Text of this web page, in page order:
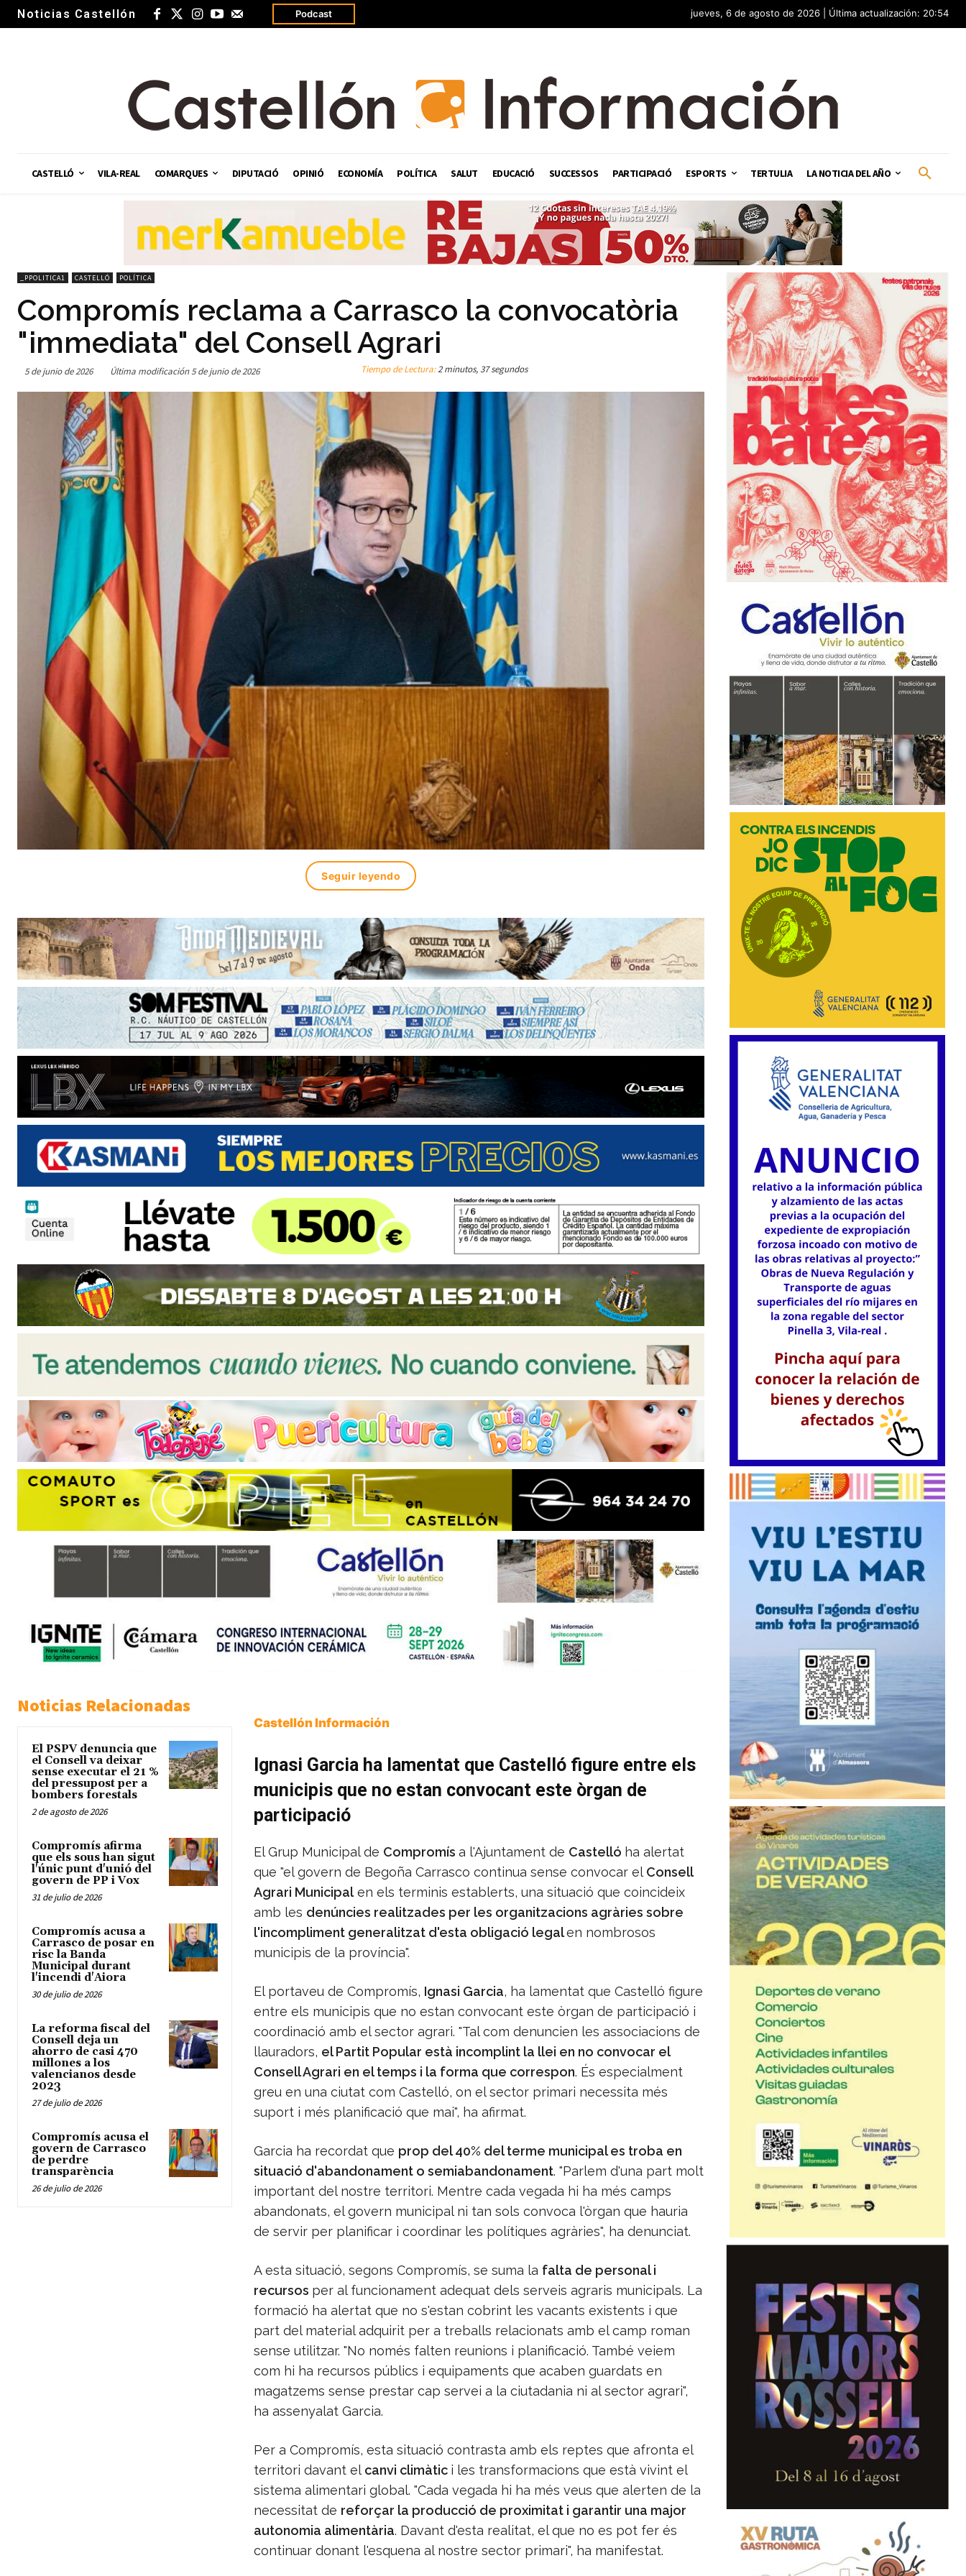
Noticias Castellón Podcast jueves, 6 de agosto de 2026 | Última actualización: 20:54
CASTELLÓ VILA-REAL COMARQUES DIPUTACIÓ OPINIÓ ECONOMÍA POLÍTICA SALUT EDUCACIÓ SUCCESSOS PARTICIPACIÓ ESPORTS TERTULIA LA NOTICIA DEL AÑO
_PPOLITICA1 CASTELLÓ POLÍTICA
Compromís reclama a Carrasco la convocatòria
"immediata" del Consell Agrari
5 de junio de 2026 Última modificación 5 de junio de 2026 Tiempo de Lectura:2 minutos, 37 segundos
Seguir leyendo
Noticias Relacionadas
El PSPV denuncia que
el Consell va deixar
sense executar el 21 %
del pressupost per a
bombers forestals
2 de agosto de 2026
Compromís afirma
que els sous han sigut
l'únic punt d'unió del
govern de PP i Vox
31 de julio de 2026
Compromís acusa a
Carrasco de posar en
risc la Banda
Municipal durant
l'incendi d'Aiora
30 de julio de 2026
La reforma fiscal del
Consell deja un
ahorro de casi 470
millones a los
valencianos desde
2023
27 de julio de 2026
Compromís acusa el
govern de Carrasco
de perdre
transparència
26 de julio de 2026
Castellón Información
Ignasi Garcia ha lamentat que Castelló figure entre els
municipis que no estan convocant este òrgan de
participació
El Grup Municipal de Compromís a l'Ajuntament de Castelló ha alertat
que "el govern de Begoña Carrasco continua sense convocar el Consell
Agrari Municipalen els terminis establerts, una situació que coincideix
amb les denúncies realitzades per les organitzacions agràries sobre
l'incompliment generalitzat d'esta obligació legalen nombrosos
municipis de la província".
El portaveu de Compromís, Ignasi Garcia, ha lamentat que Castelló figure
entre els municipis que no estan convocant este òrgan de participació i
coordinació amb el sector agrari. "Tal com denuncien les associacions de
llauradors, el Partit Popular està incomplint la llei en no convocar el
Consell Agrari en el temps i la forma que correspon. És especialment
greu en una ciutat com Castelló, on el sector primari necessita més
suport i més planificació que mai", ha afirmat.
Garcia ha recordat que prop del 40% del terme municipal es troba en
situació d'abandonament o semiabandonament. "Parlem d'una part molt
important del nostre territori. Mentre cada vegada hi ha més camps
abandonats, el govern municipal ni tan sols convoca l'òrgan que hauria
de servir per planificar i coordinar les polítiques agràries", ha denunciat.
A esta situació, segons Compromís, se suma la falta de personal i
recursos per al funcionament adequat dels serveis agraris municipals. La
formació ha alertat que no s'estan cobrint les vacants existents i que
part del material adquirit per a treballs relacionats amb el camp roman
sense utilitzar. "No només falten reunions i planificació. També veiem
com hi ha recursos públics i equipaments que acaben guardats en
magatzems sense prestar cap servei a la ciutadania ni al sector agrari",
ha assenyalat Garcia.
Per a Compromís, esta situació contrasta amb els reptes que afronta el
territori davant el canvi climàtic i les transformacions que està vivint el
sistema alimentari global. "Cada vegada hi ha més veus que alerten de la
necessitat de reforçar la producció de proximitat i garantir una major
autonomia alimentària. Davant d'esta realitat, el que no es pot fer és
continuar donant l'esquena al nostre sector primari", ha manifestat.